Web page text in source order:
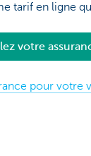
tarif en ligne
votre
pour votre